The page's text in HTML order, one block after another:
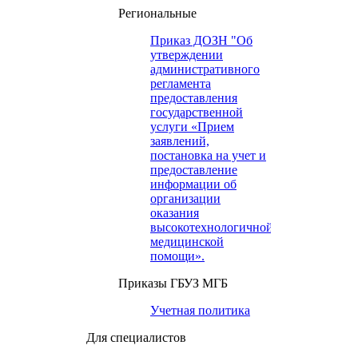
Региональные
Приказ ДОЗН "Об
утверждении
административного
регламента
предоставления
государственной
услуги «Прием
заявлений,
постановка на учет и
предоставление
информации об
организации
оказания
высокотехнологичной
медицинской
помощи».
Приказы ГБУЗ МГБ
Учетная политика
Для специалистов